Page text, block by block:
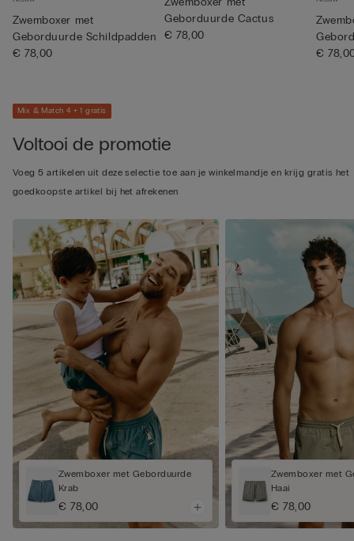
Zwemboxer met
Geborduurde Schildpadden
€ 78,00
Geborduurde Cactus
€ 78,00
€
Mix & Match 4 + 1 gratis
Voltooi de promotie
Voeg 5 artikelen uit deze selectie toe aan je winkelmandje en krijg gratis het
goedkoopste artikel bij het afrekenen
Zwemboxer met Geborduurde
Krab
€ 78,00
Zwemboxer met
Haai
€ 78,00